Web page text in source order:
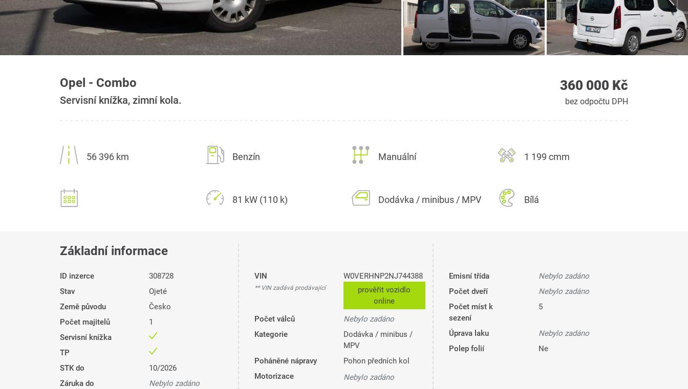
Opel - Combo
Servisní knížka, zimní kola.
360 000 Kč
bez odpočtu DPH
56 396 km Benzín Manuální 1 199 cmm
81 kW (110 k) Dodávka / minibus / MPV Bílá
Základní informace
ID inzerce
308728
Stav
Ojeté
Země původu
Česko
Počet majitelů
1
Servisní knížka
TP
STK do
10/2026
Záruka do
Nebylo zadáno
VIN
** VIN zadává prodávající
W0VERHNP2NJ744388
prověřit vozidlo
online
Počet válců
Nebylo zadáno
Kategorie
Dodávka / minibus /
MPV
Poháněné nápravy
Pohon předních kol
Motorizace
Nebylo zadáno
Emisní třída
Nebylo zadáno
Počet dveří
Nebylo zadáno
Počet míst k
sezení
5
Úprava laku
Nebylo zadáno
Polep folií
Ne